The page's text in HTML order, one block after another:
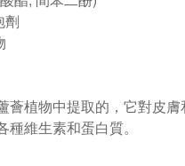
劑
薈植物中提取的，它對皮
維生素和蛋白質。